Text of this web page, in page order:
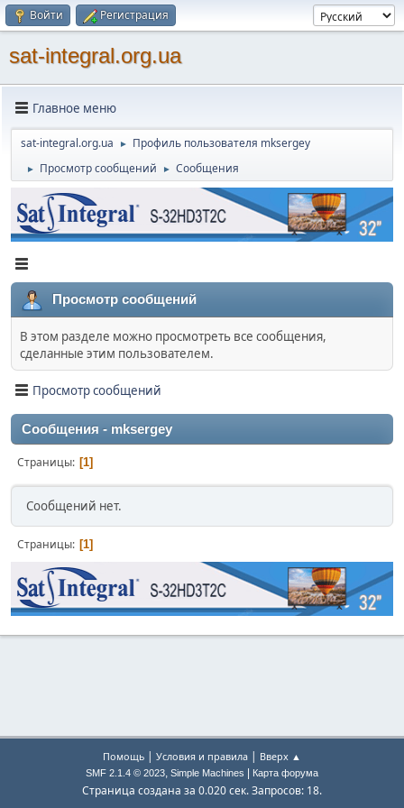
Войти Регистрация
sat-integral.org.ua
Главное меню
sat-integral.org.ua ► Профиль пользователя mksergey
► Просмотр сообщений ► Сообщения
Просмотр сообщений
В этом разделе можно просмотреть все сообщения,
сделанные этим пользователем.
Просмотр сообщений
Сообщения - mksergey
Страницы 1
Сообщений нет.
Страницы 1
Помощь | Условия и правила | Вверх ▲
SMF 2.1.4 © 2023, Simple Machines Карта форума
Страница создана за 0.020 сек. Запросов: 18.